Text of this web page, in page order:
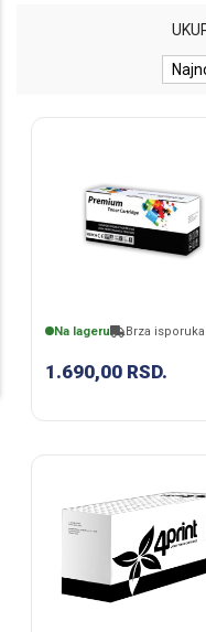
Na lageru Brza isporuka
1.690,00 RSD.